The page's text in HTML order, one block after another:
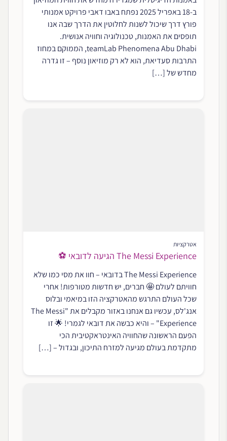
ב-18 באפריל 2025 נפתח באבו דאבי פרויקט אמנותי
פורץ דרך שיכול לשנות לחלוטין את הדרך שבה אנו
תופסים את האמנות, טכנולוגיה וחוויה אנושית.
teamLab Phenomena Abu Dhabi, הממוקם במחוז
התרבות סעדיאת, הוא לא רק מוזיאון נוסף – זו גדרה
מחדש של […]
אטרקציות
The Messi Experience הגיעה לדובאי ⚽
The Messi Experience בדובאי – חוו את מסי כמו שלא
חוויתם לעולם 🤩 חברים, יש חדשות מטורפות! אחרי
שכל העולם התרגש מהאטרקציה הזו במיאמי ובלוס
אנג'לס, עכשיו גם אנחנו באזור מקבלים את "The Messi
Experience" – והיא כבשה את דובאי לגמרי! 🌟 זו
הפעם הראשונה שהחוויה האינטראקטיבית הכי
מתקדמת בעולם מגיעה למזרח התיכון, ובגדול – […]